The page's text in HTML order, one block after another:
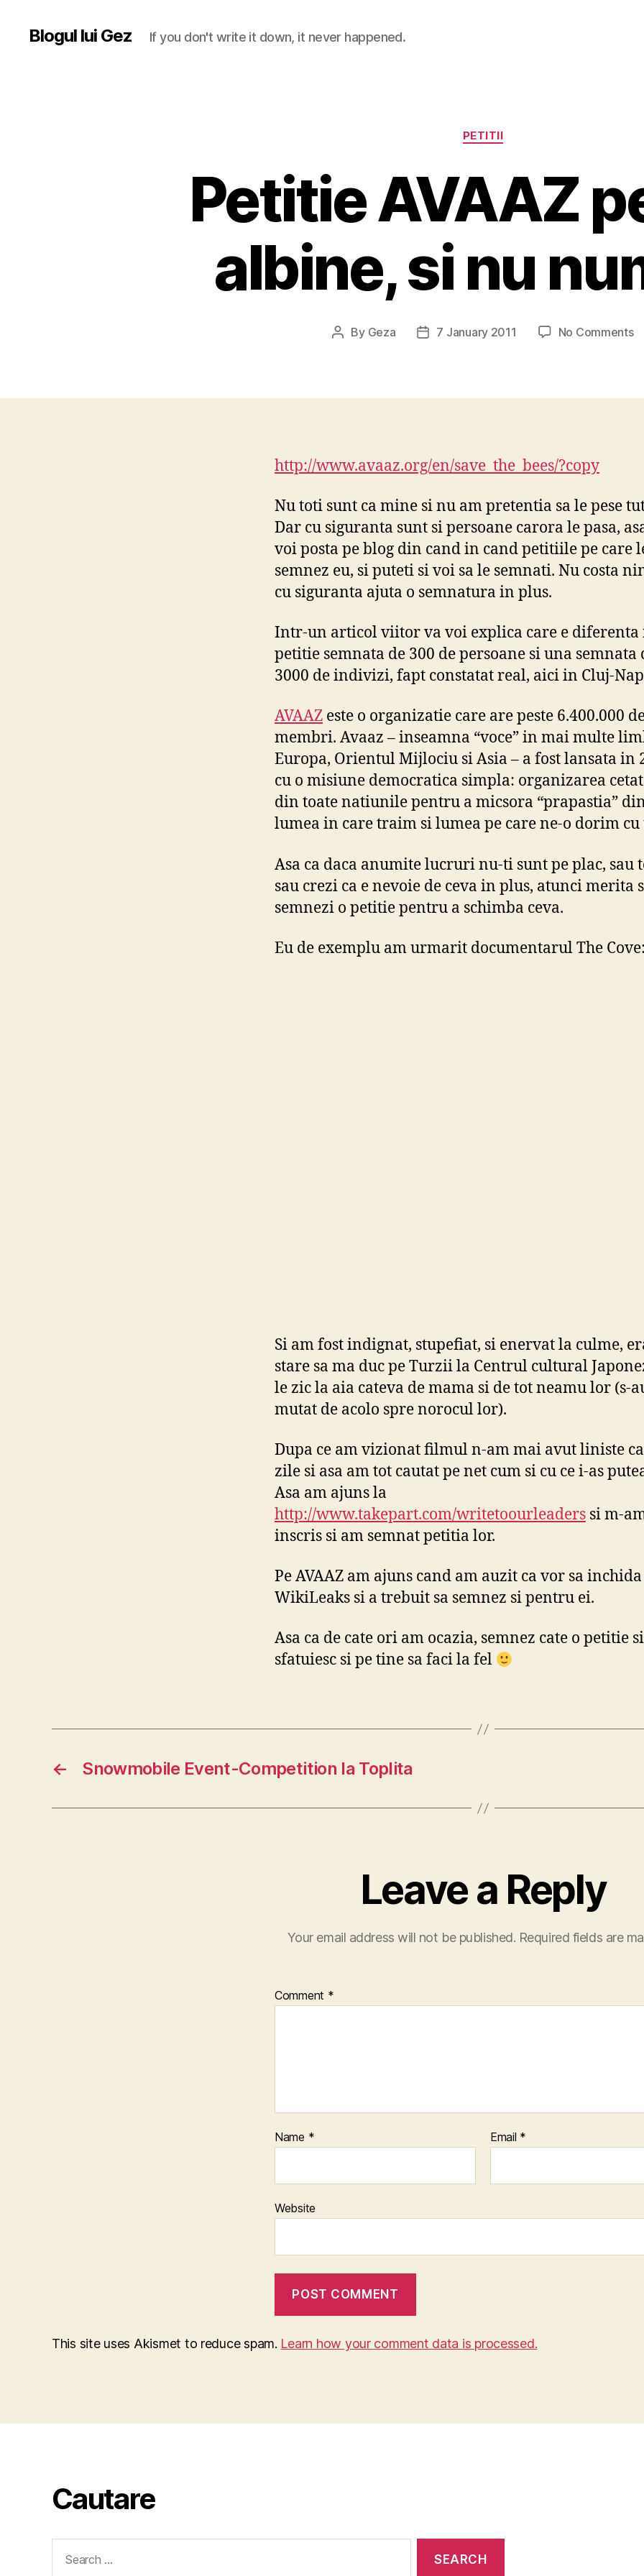
Blogul lui Gez If you don't write it down, it never happened.
Categories
PETITII
Petitie AVAAZ
albine, si nu
Post
By Geza
Post7 January 2011 No Commentson
http://www.avaaz.org/en/save_the_bees/?copy
Nu toti sunt ca mine si nu am pretentia sa le pese
Dar cu siguranta sunt si persoane carora le pasa,
voi posta pe blog din cand in cand petitiile pe care
semnez eu, si puteti si voi sa le semnati. Nu costa
cu siguranta ajuta o semnatura in plus.
Intr-un articol viitor va voi explica care e diferenta
petitie semnata de 300 de persoane si una semnata
3000 de indivizi, fapt constatat real, aici in Cluj-
AVAAZ este o organizatie care are peste 6.400.000
membri. Avaaz – inseamna “voce” in mai multe
Europa, Orientul Mijlociu si Asia – a fost lansata in
cu o misiune democratica simpla: organizarea
din toate natiunile pentru a micsora “prapastia”
lumea in care traim si lumea pe care ne-o dorim
Asa ca daca anumite lucruri nu-ti sunt pe plac, sau
sau crezi ca e nevoie de ceva in plus, atunci merita
semnezi o petitie pentru a schimba ceva.
Eu de exemplu am urmarit documentarul The Cove:
Si am fost indignat, stupefiat, si enervat la culme,
stare sa ma duc pe Turzii la Centrul cultural
le zic la aia cateva de mama si de tot neamu lor (s-
mutat de acolo spre norocul lor).
Dupa ce am vizionat filmul n-am mai avut liniste
zile si asa am tot cautat pe net cum si cu ce i-as
Asa am ajuns la
http://www.takepart.com/writetoourleaders si m-
inscris si am semnat petitia lor.
Pe AVAAZ am ajuns cand am auzit ca vor sa inchida
WikiLeaks si a trebuit sa semnez si pentru ei.
Asa ca de cate ori am ocazia, semnez cate o petitie
sfatuiesc si pe tine sa faci la fel
← Snowmobile Event-Competition la Toplita
Leave a Reply
Your email address will not be published. Required fields are
Comment *
Name * Email *
Website
This site uses Akismet to reduce spam. Learn how your comment data is processed.
Cautare
for: